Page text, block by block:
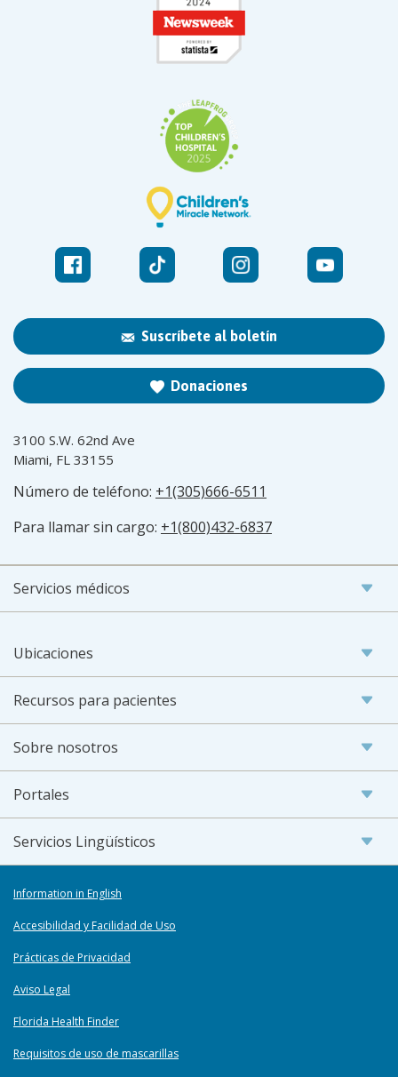
Suscríbete al boletín
Donaciones
3100 S.W. 62nd Ave
Miami, FL 33155
Número de teléfono: +1(305)666-6511
Para llamar sin cargo: +1(800)432-6837
Servicios médicos
Ubicaciones
Recursos para pacientes
Sobre nosotros
Portales
Servicios Lingüísticos
Information in English
Accesibilidad y Facilidad de Uso
Prácticas de Privacidad
Aviso Legal
Florida Health Finder
Requisitos de uso de mascarillas